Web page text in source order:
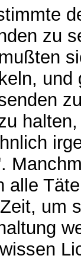
zu
alle
um